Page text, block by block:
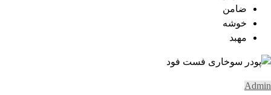
ضامن
خوشه
مهبد
Admin